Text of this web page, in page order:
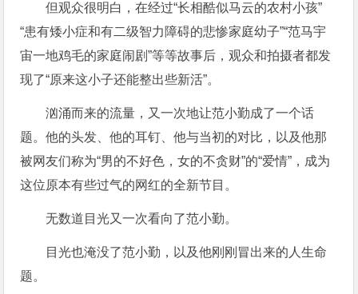
但观众很明白，在经过“长相酷似马云的农村小孩”
“患有矮小症和有二级智力障碍的悲惨家庭幼子”“范马宇
宙一地鸡毛的家庭闹剧”等等故事后，观众和拍摄者都发
现了“原来这小子还能整出些新活”。
汹涌而来的流量，又一次地让范小勤成了一个话
题。他的头发、他的耳钉、他与当初的对比，以及他那
被网友们称为“男的不好色，女的不贪财”的“爱情”，成为
这位原本有些过气的网红的全新节目。
无数道目光又一次看向了范小勤。
目光也淹没了范小勤，以及他刚刚冒出来的人生命
题。